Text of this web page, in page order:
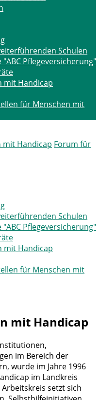
Schulen
Pflegeversicherung"
mit Handicap
für Menschen mit
mit Handicap Forum für
Schulen
Pflegeversicherung"
mit Handicap
für Menschen mit
mit Handicap
im Bereich der
wurde im Jahre 1996
im Landkreis
setzt sich